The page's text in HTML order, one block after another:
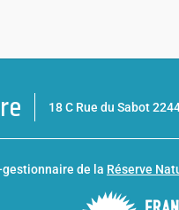
18 C Rue du Sabot
gestionnaire de la Réserve